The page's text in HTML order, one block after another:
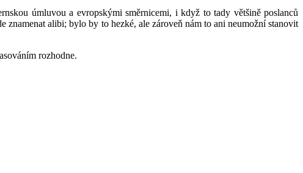
úmluvou a evropskými směrnicemi, i když to tady většině poslanců
znamenat alibi; bylo by to hezké, ale zároveň nám to ani neumožní stanovit
rozhodne.